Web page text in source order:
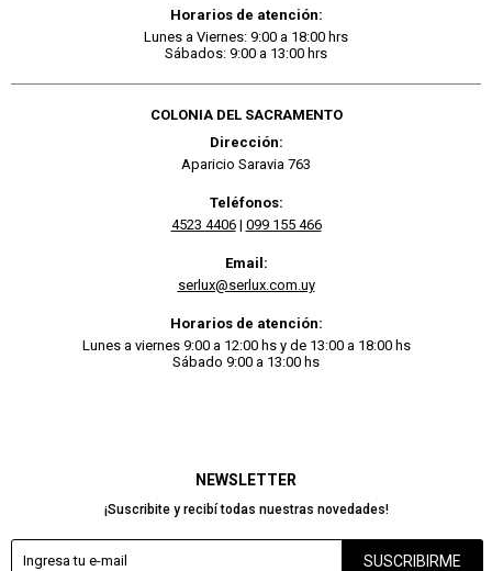
NEWSLETTER
¡Suscribite y recibí todas nuestras novedades!
SUSCRIBIRME
Horarios de atención:
Lunes a Viernes: 9:00 a 18:00 hrs
Sábados: 9:00 a 13:00 hrs
COLONIA DEL SACRAMENTO
Dirección:
Aparicio Saravia 763
Teléfonos:
4523 4406| 099 155 466
Email:
serlux@serlux.com.uy
Horarios de atención:
Lunes a viernes 9:00 a 12:00 hs y de 13:00 a 18:00 hs
Sábado 9:00 a 13:00 hs